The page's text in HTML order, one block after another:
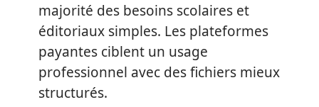
majorité des besoins scolaires et
éditoriaux simples. Les plateformes
payantes ciblent un usage
professionnel avec des fichiers mieux
structurés.